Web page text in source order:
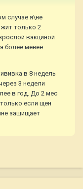
случае я\не
только 2
вакциной
более менее
в 8 недель
3 недели
в год. До 2 мес
если щен
защищает